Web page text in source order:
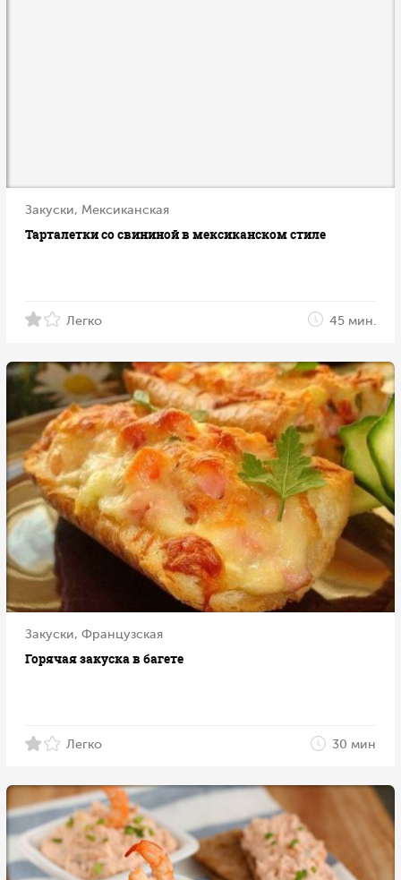
Закуски, Мексиканская
Тарталетки со свининой в мексиканском стиле
Легко 45 мин.
Закуски, Французская
Горячая закуска в багете
Легко 30 мин